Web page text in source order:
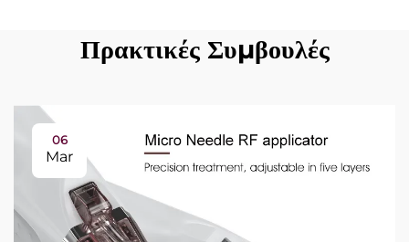
Πρακτικές Συμβουλές
06
Mar